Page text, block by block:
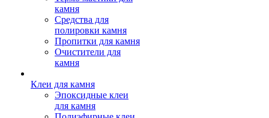
камня
Средства для
полировки камня
Пропитки для камня
Очистители для
камня
Клеи для камня
Эпоксидные клеи
для камня